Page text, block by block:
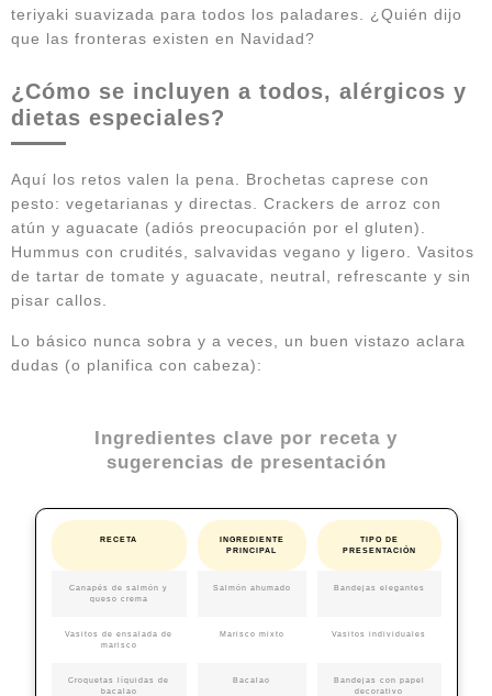
teriyaki suavizada para todos los paladares. ¿Quién dijo
que las fronteras existen en Navidad?
¿Cómo se incluyen a todos, alérgicos y
dietas especiales?
Aquí los retos valen la pena. Brochetas caprese con
pesto: vegetarianas y directas. Crackers de arroz con
atún y aguacate (adiós preocupación por el gluten).
Hummus con crudités, salvavidas vegano y ligero. Vasitos
de tartar de tomate y aguacate, neutral, refrescante y sin
pisar callos.
Lo básico nunca sobra y a veces, un buen vistazo aclara
dudas (o planifica con cabeza):
Ingredientes clave por receta y
sugerencias de presentación
RECETA
INGREDIENTE
PRINCIPAL
TIPO DE
PRESENTACIÓN
Canapés de salmón y
queso crema
Salmón ahumado Bandejas elegantes
Vasitos de ensalada de
marisco
Marisco mixto Vasitos individuales
Croquetas líquidas de
bacalao
Bacalao
Bandejas con papel
decorativo